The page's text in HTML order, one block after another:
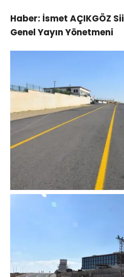
Haber: İsmet AÇIKGÖZ
Genel Yayın Yönetmeni